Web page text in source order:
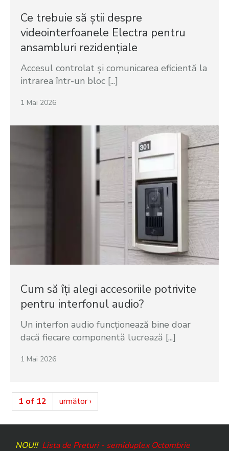
Ce trebuie să știi despre
videointerfoanele Electra pentru
ansambluri rezidențiale
Accesul controlat și comunicarea eficientă la
intrarea într-un bloc [...]
1 Mai 2026
Cum să îți alegi accesoriile potrivite
pentru interfonul audio?
Un interfon audio funcționează bine doar
dacă fiecare componentă lucrează [...]
1 Mai 2026
1 of 12 următor ›
NOU!! Lista de Preturi - semiduplex Octombrie